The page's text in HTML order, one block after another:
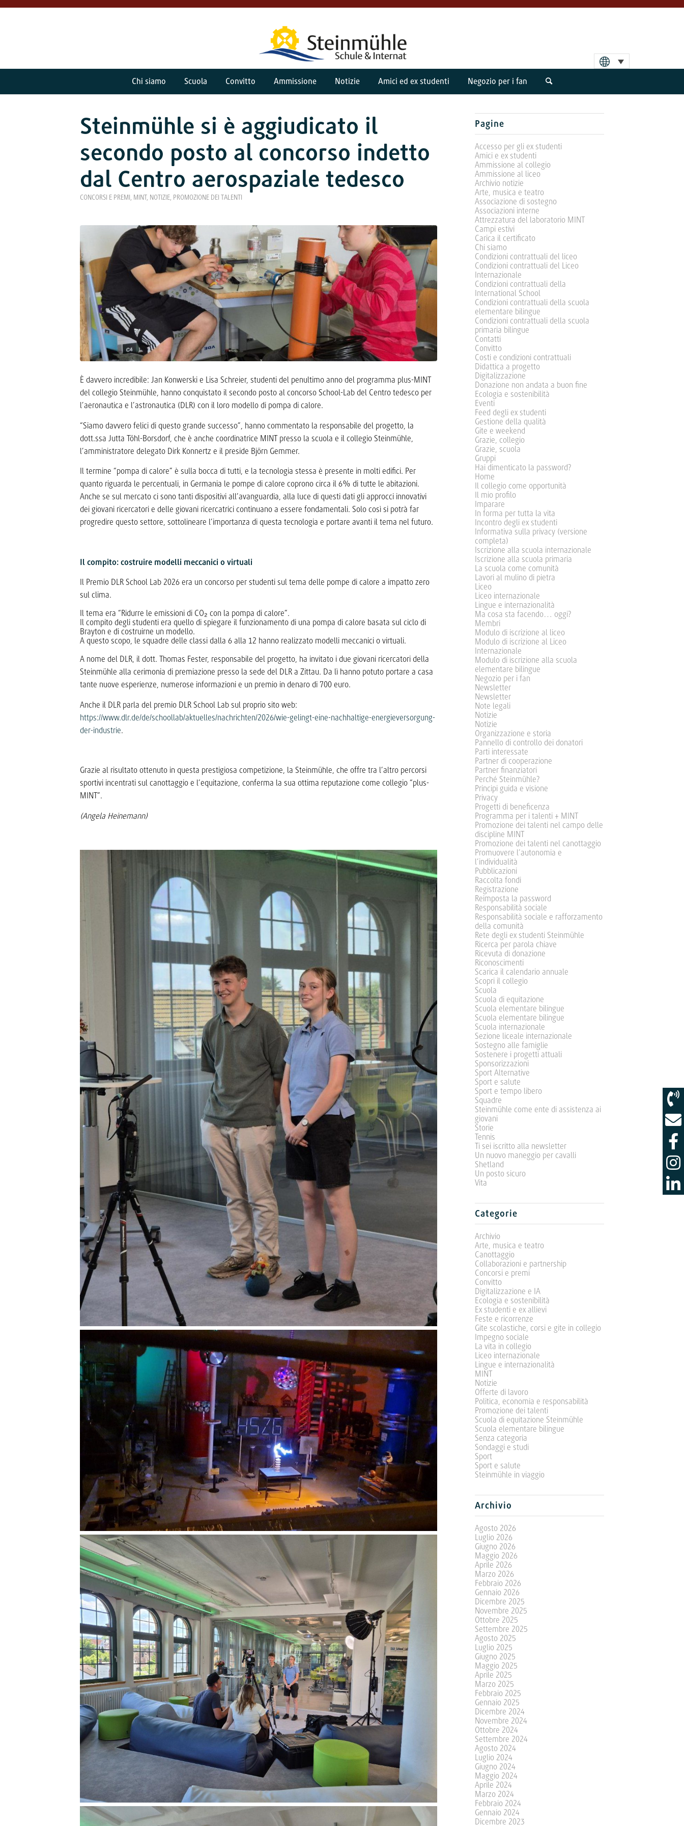
Chi siamo Scuola Convitto Ammissione Notizie Amici ed ex studenti Negozio per i fan
Steinmühle si è aggiudicato il
secondo posto al concorso indetto
dal Centro aerospaziale tedesco
CONCORSI E PREMI , MINT, NOTIZIE, PROMOZIONE DEI TALENTI
È davvero incredibile: Jan Konwerski e Lisa Schreier, studenti del penultimo anno del programma plus-MINT
del collegio Steinmühle, hanno conquistato il secondo posto al concorso School-Lab del Centro tedesco per
l’aeronautica e l’astronautica (DLR) con il loro modello di pompa di calore.
“Siamo davvero felici di questo grande successo”, hanno commentato la responsabile del progetto, la
dott.ssa Jutta Töhl-Borsdorf, che è anche coordinatrice MINT presso la scuola e il collegio Steinmühle,
l’amministratore delegato Dirk Konnertz e il preside Björn Gemmer.
Il termine “pompa di calore” è sulla bocca di tutti, e la tecnologia stessa è presente in molti edifici. Per
quanto riguarda le percentuali, in Germania le pompe di calore coprono circa il 6% di tutte le abitazioni.
Anche se sul mercato ci sono tanti dispositivi all’avanguardia, alla luce di questi dati gli approcci innovativi
dei giovani ricercatori e delle giovani ricercatrici continuano a essere fondamentali. Solo così si potrà far
progredire questo settore, sottolineare l’importanza di questa tecnologia e portare avanti il tema nel futuro.
Il compito: costruire modelli meccanici o virtuali
Il Premio DLR School Lab 2026 era un concorso per studenti sul tema delle pompe di calore a impatto zero
sul clima.
Il tema era “Ridurre le emissioni di CO₂ con la pompa di calore”.
Il compito degli studenti era quello di spiegare il funzionamento di una pompa di calore basata sul ciclo di
Brayton e di costruirne un modello.
A questo scopo, le squadre delle classi dalla 6 alla 12 hanno realizzato modelli meccanici o virtuali.
A nome del DLR, il dott. Thomas Fester, responsabile del progetto, ha invitato i due giovani ricercatori della
Steinmühle alla cerimonia di premiazione presso la sede del DLR a Zittau. Da lì hanno potuto portare a casa
tante nuove esperienze, numerose informazioni e un premio in denaro di 700 euro.
Anche il DLR parla del premio DLR School Lab sul proprio sito web:
https://www.dlr.de/de/schoollab/aktuelles/nachrichten/2026/wie-gelingt-eine-nachhaltige-energieversorgung-
der-industrie.
Grazie al risultato ottenuto in questa prestigiosa competizione, la Steinmühle, che offre tra l’altro percorsi
sportivi incentrati sul canottaggio e l’equitazione, conferma la sua ottima reputazione come collegio “plus-
MINT”.
(Angela Heinemann)
Pagine
Accesso per gli ex studenti
Amici e ex studenti
Ammissione al collegio
Ammissione al liceo
Archivio notizie
Arte, musica e teatro
Associazione di sostegno
Associazioni interne
Attrezzatura del laboratorio MINT
Campi estivi
Carica il certificato
Chi siamo
Condizioni contrattuali del liceo
Condizioni contrattuali del Liceo
Internazionale
Condizioni contrattuali della
International School
Condizioni contrattuali della scuola
elementare bilingue
Condizioni contrattuali della scuola
primaria bilingue
Contatti
Convitto
Costi e condizioni contrattuali
Didattica a progetto
Digitalizzazione
Donazione non andata a buon fine
Ecologia e sostenibilità
Eventi
Feed degli ex studenti
Gestione della qualità
Gite e weekend
Grazie, collegio
Grazie, scuola
Gruppi
Hai dimenticato la password?
Home
Il collegio come opportunità
Il mio profilo
Imparare
In forma per tutta la vita
Incontro degli ex studenti
Informativa sulla privacy (versione
completa)
Iscrizione alla scuola internazionale
Iscrizione alla scuola primaria
La scuola come comunità
Lavori al mulino di pietra
Liceo
Liceo internazionale
Lingue e internazionalità
Ma cosa sta facendo… oggi?
Membri
Modulo di iscrizione al liceo
Modulo di iscrizione al Liceo
Internazionale
Modulo di iscrizione alla scuola
elementare bilingue
Negozio per i fan
Newsletter
Newsletter
Note legali
Notizie
Notizie
Organizzazione e storia
Pannello di controllo dei donatori
Parti interessate
Partner di cooperazione
Partner finanziatori
Perché Steinmühle?
Principi guida e visione
Privacy
Progetti di beneficenza
Programma per i talenti + MINT
Promozione dei talenti nel campo delle
discipline MINT
Promozione dei talenti nel canottaggio
Promuovere l’autonomia e
l’individualità
Pubblicazioni
Raccolta fondi
Registrazione
Reimposta la password
Responsabilità sociale
Responsabilità sociale e rafforzamento
della comunità
Rete degli ex studenti Steinmühle
Ricerca per parola chiave
Ricevuta di donazione
Riconoscimenti
Scarica il calendario annuale
Scopri il collegio
Scuola
Scuola di equitazione
Scuola elementare bilingue
Scuola elementare bilingue
Scuola internazionale
Sezione liceale internazionale
Sostegno alle famiglie
Sostenere i progetti attuali
Sponsorizzazioni
Sport Alternative
Sport e salute
Sport e tempo libero
Squadre
Steinmühle come ente di assistenza ai
giovani
Storie
Tennis
Ti sei iscritto alla newsletter
Un nuovo maneggio per cavalli
Shetland
Un posto sicuro
Vita
Categorie
Archivio
Arte, musica e teatro
Canottaggio
Collaborazioni e partnership
Concorsi e premi
Convitto
Digitalizzazione e IA
Ecologia e sostenibilità
Ex studenti e ex allievi
Feste e ricorrenze
Gite scolastiche, corsi e gite in collegio
Impegno sociale
La vita in collegio
Liceo internazionale
Lingue e internazionalità
MINT
Notizie
Offerte di lavoro
Politica, economia e responsabilità
Promozione dei talenti
Scuola di equitazione Steinmühle
Scuola elementare bilingue
Senza categoria
Sondaggi e studi
Sport
Sport e salute
Steinmühle in viaggio
Archivio
Agosto 2026
Luglio 2026
Giugno 2026
Maggio 2026
Aprile 2026
Marzo 2026
Febbraio 2026
Gennaio 2026
Dicembre 2025
Novembre 2025
Ottobre 2025
Settembre 2025
Agosto 2025
Luglio 2025
Giugno 2025
Maggio 2025
Aprile 2025
Marzo 2025
Febbraio 2025
Gennaio 2025
Dicembre 2024
Novembre 2024
Ottobre 2024
Settembre 2024
Agosto 2024
Luglio 2024
Giugno 2024
Maggio 2024
Aprile 2024
Marzo 2024
Febbraio 2024
Gennaio 2024
Dicembre 2023